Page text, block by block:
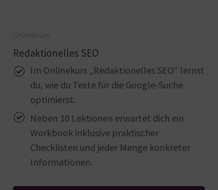
Onlinekurs
Redaktionelles SEO
Im Onlinekurs „Redaktionelles SEO“ lernst
du, wie du Texte für die Google-Suche
optimierst.
Neben 10 Lektionen erwartet dich ein
Workbook inklusive praktischer
Checklisten und jeder Menge konkreter
Informationen.